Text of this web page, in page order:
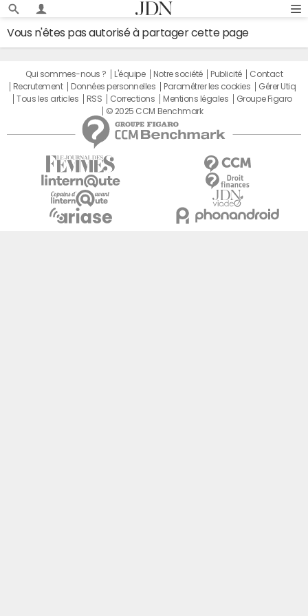
Vous n'êtes pas autorisé à partager cette page
Qui sommes-nous ? L'équipe Notre société Publicité
Contact
Recrutement
Données personnelles Paramétrer les cookies
Gérer Utiq
Tous les articles
RSS Corrections Mentions légales
Groupe Figaro
© 2025 CCM Benchmark